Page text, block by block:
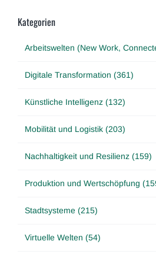
Kategorien
Arbeitswelten (New Work,
Digitale Transformation (361)
Künstliche Intelligenz (132)
Mobilität und Logistik (203)
Nachhaltigkeit und Resilienz (159)
Produktion und Wertschöpfung
Stadtsysteme (215)
Virtuelle Welten (54)